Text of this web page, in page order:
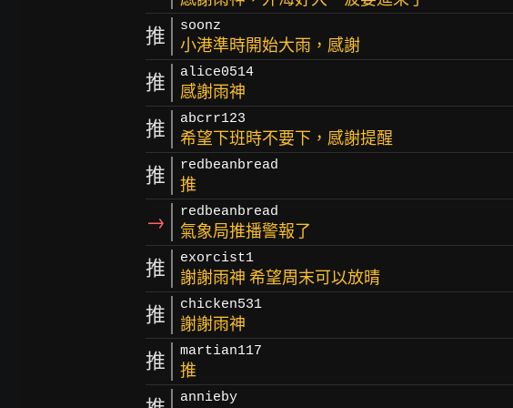
推 soonz
小港準時開始大雨，感謝
推 alice0514
感謝雨神
推 abcrr123
希望下班時不要下，感謝提醒
推 redbeanbread
推
→ redbeanbread
氣象局推播警報了
推 exorcist1
謝謝雨神 希望周末可以放晴
推 chicken531
謝謝雨神
推 martian117
推
annieby